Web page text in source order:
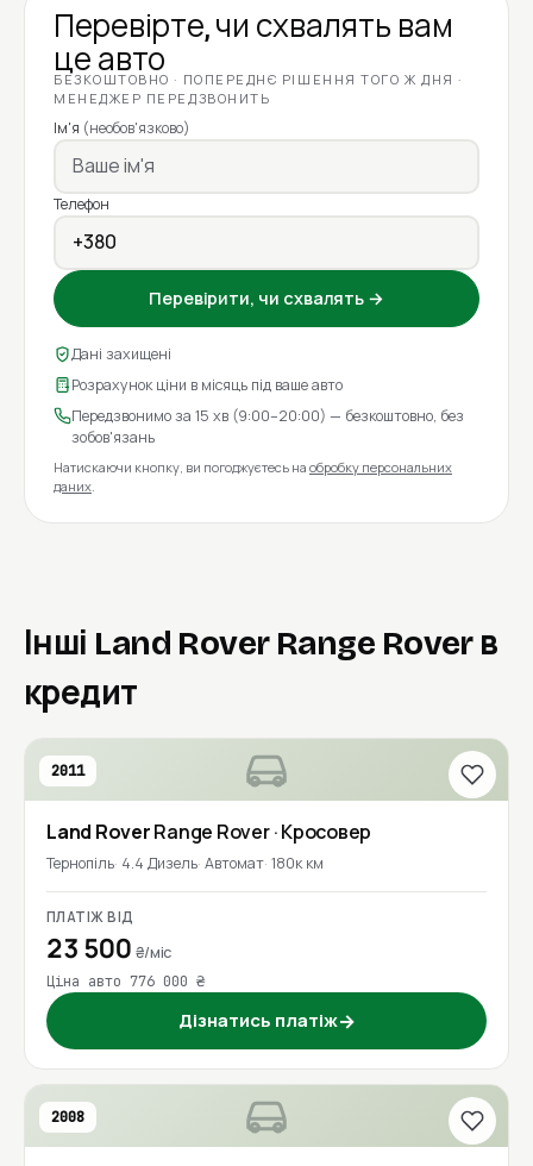
Перевірте, чи схвалять вам
це авто
БЕЗКОШТОВНО · ПОПЕРЕДНЄ РІШЕННЯ ТОГО Ж ДНЯ ·
МЕНЕДЖЕР ПЕРЕДЗВОНИТЬ
Ім'я (необов'язково)
Телефон
Перевірити, чи схвалять →
Дані захищені
Розрахунок ціни в місяць під ваше авто
Передзвонимо за 15 хв (9:00–20:00) — безкоштовно, без
зобов'язань
Натискаючи кнопку, ви погоджуєтесь на обробку персональних
даних
Інші Land Rover Range Rover в
кредит
2011
Land RoverRange Rover· Кросовер
Тернопіль 4.4 Дизель Автомат 180к км
ПЛАТІЖ ВІД
23 500 ₴/міс
Ціна авто 776 000 ₴
Дізнатись платіж→
2008